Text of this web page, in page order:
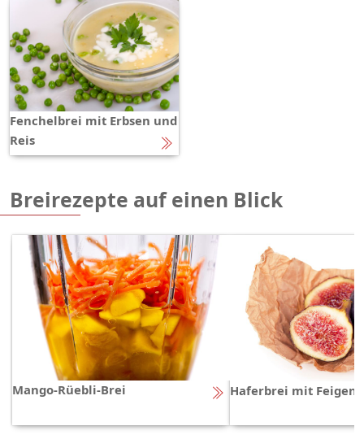
Fenchelbrei mit Erbsen und
Reis
Breirezepte auf einen Blick
Mango-Rüebli-Brei Haferbrei mit Feigen